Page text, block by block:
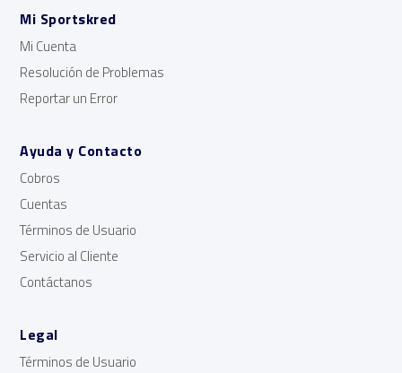
Mi Sportskred
Mi Cuenta
Resolución de Problemas
Reportar un Error
Ayuda y Contacto
Cobros
Cuentas
Términos de Usuario
Servicio al Cliente
Contáctanos
Legal
Términos de Usuario